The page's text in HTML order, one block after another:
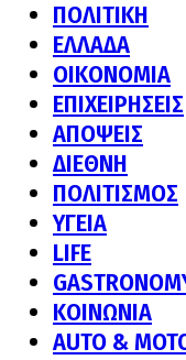
ΠΟΛΙΤΙΚΗ
ΕΛΛΑΔΑ
ΟΙΚΟΝΟΜΙΑ
ΕΠΙΧΕΙΡΗΣΕΙΣ
ΑΠΟΨΕΙΣ
ΔΙΕΘΝΗ
ΠΟΛΙΤΙΣΜΟΣ
ΥΓΕΙΑ
LIFE
ΚΟΙΝΩΝΙΑ
AUTO &